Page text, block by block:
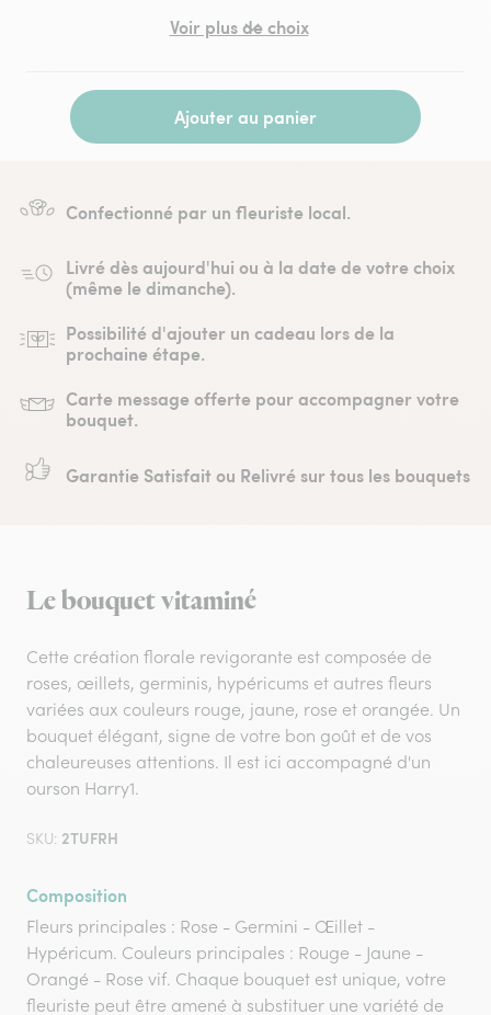
Voir plus de choix
Ajouter au panier
Confectionné par un fleuriste local.
Livré dès aujourd'hui ou à la date de votre choix
(même le dimanche).
Possibilité d'ajouter un cadeau lors de la
prochaine étape.
Carte message offerte pour accompagner votre
bouquet.
Garantie Satisfait ou Relivré sur tous les bouquets
Le bouquet vitaminé
Cette création florale revigorante est composée de
roses, œillets, germinis, hypéricums et autres fleurs
variées aux couleurs rouge, jaune, rose et orangée. Un
bouquet élégant, signe de votre bon goût et de vos
chaleureuses attentions. Il est ici accompagné d'un
ourson Harry1.
SKU: 2TUFRH
Composition
Fleurs principales : Rose - Germini - Œillet -
Hypéricum. Couleurs principales : Rouge - Jaune -
Orangé - Rose vif. Chaque bouquet est unique, votre
fleuriste peut être amené à substituer une variété de